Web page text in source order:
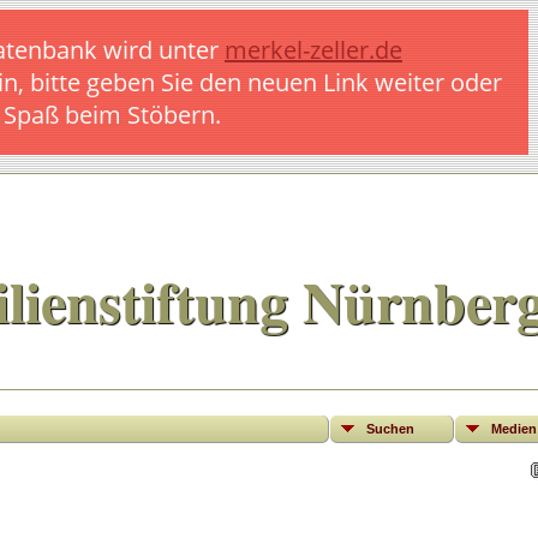
wird unter merkel-zeller.de
bitte geben Sie den neuen Link weiter oder
beim Stöbern.
Suchen Medien